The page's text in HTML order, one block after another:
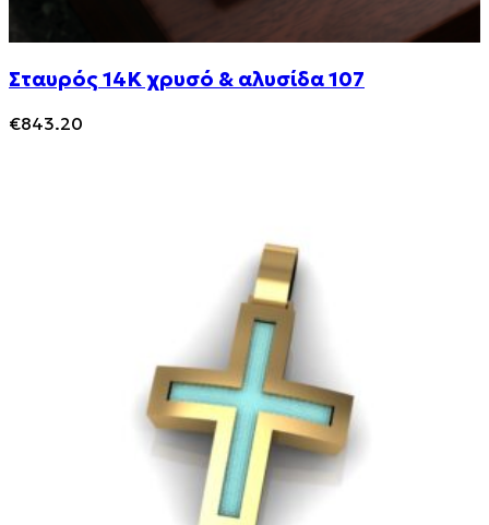
Σταυρός 14Κ χρυσό & αλυσίδα 107
€843.20